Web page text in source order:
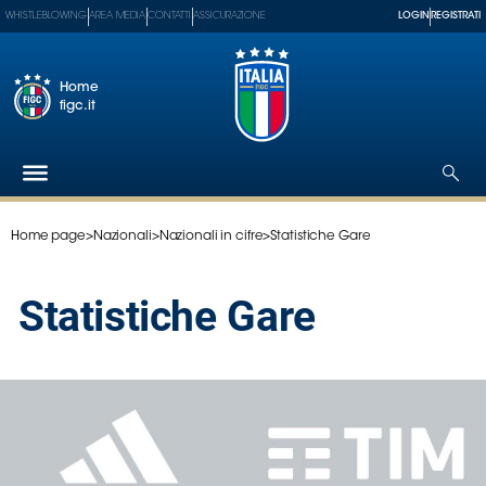
Federazione
Partner
Tecnici
Women
WHISTLEBLOWING AREA MEDIA CONTATTI ASSICURAZIONE LOGIN REGISTRATI
Home
figc.it
Home page>Nazionali>Nazionali in cifre>Statistiche Gare
Statistiche Gare